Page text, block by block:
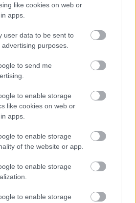
like cookies on web or
apps.
user data to be sent to
purposes.
to send me
to enable storage
like cookies on web or
apps.
to enable storage
of the website or app.
to enable storage
to enable storage
adományoddal
hírek
CARRICKET FOGJA AJÁNLANI